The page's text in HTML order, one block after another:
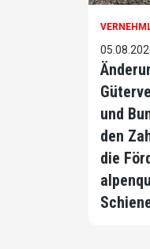
und
den
die